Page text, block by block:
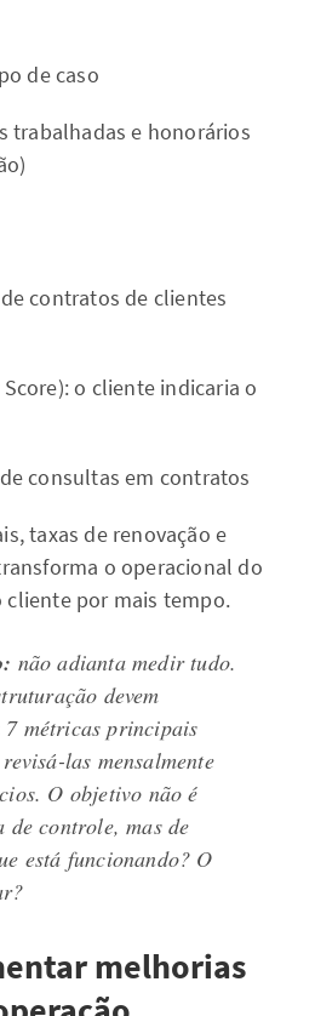
de caso
trabalhadas e honorários
contratos de clientes
o cliente indicaria o
consultas em contratos
taxas de renovação e
o operacional do
por mais tempo.
não adianta medir tudo.
devem
7 métricas principais
las mensalmente
O objetivo não é
controle, mas de
está funcionando? O
melhorias